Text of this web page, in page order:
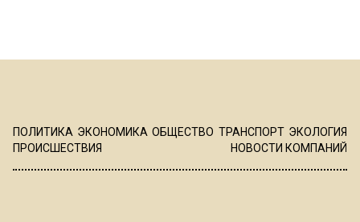
ПОЛИТИКА ЭКОНОМИКА ОБЩЕСТВО ТРАНСПОРТ ЭКОЛОГИЯ
ПРОИСШЕСТВИЯ
НОВОСТИ КОМПАНИЙ